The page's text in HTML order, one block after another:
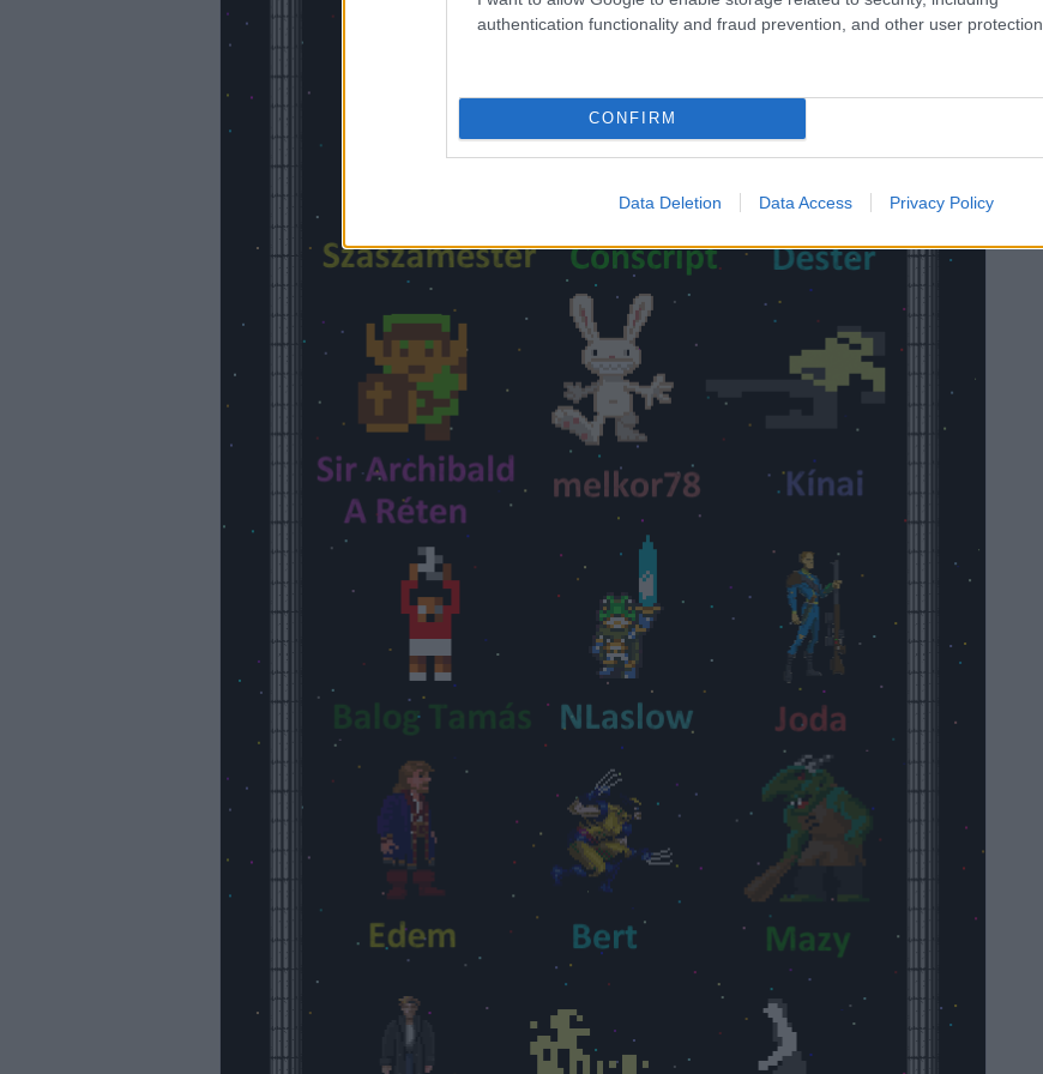
authentication functionality and fraud prevention, and other user protection.
CONFIRM
Data Deletion Data Access Privacy Policy